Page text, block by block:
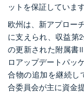
ットを保証しています
欧州は、新アプロー
に支えられ、収益第
の更新された附属書
ロアップデートパッ
合物の追加を継続し
合委員会が主に資金